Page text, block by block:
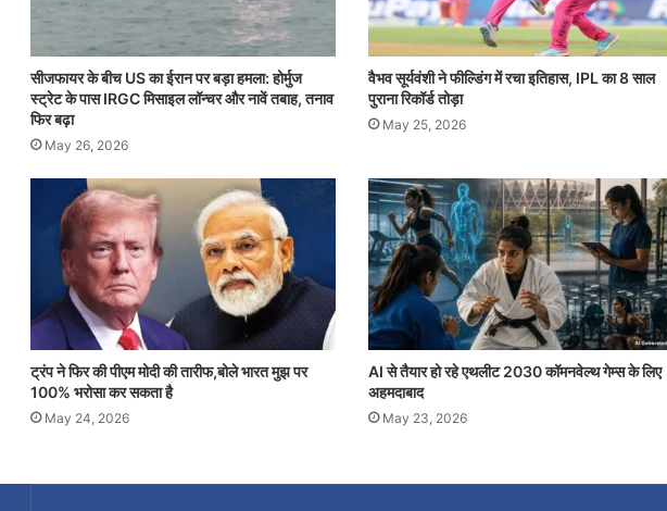
सीजफायर के बीच US का ईरान पर बड़ा हमला: होर्मुज
स्ट्रेट के पास IRGC मिसाइल लॉन्चर और नावें तबाह, तनाव
फिर बढ़ा
May 26, 2026
वैभव सूर्यवंशी ने फील्डिंग में रचा इतिहास, IPL का 8 साल
पुराना रिकॉर्ड तोड़ा
May 25, 2026
ट्रंप ने फिर की पीएम मोदी की तारीफ,बोले भारत मुझ पर
100% भरोसा कर सकता है
May 24, 2026
AI से तैयार हो रहे एथलीट 2030 कॉमनवेल्थ गेम्स के लिए
अहमदाबाद
May 23, 2026